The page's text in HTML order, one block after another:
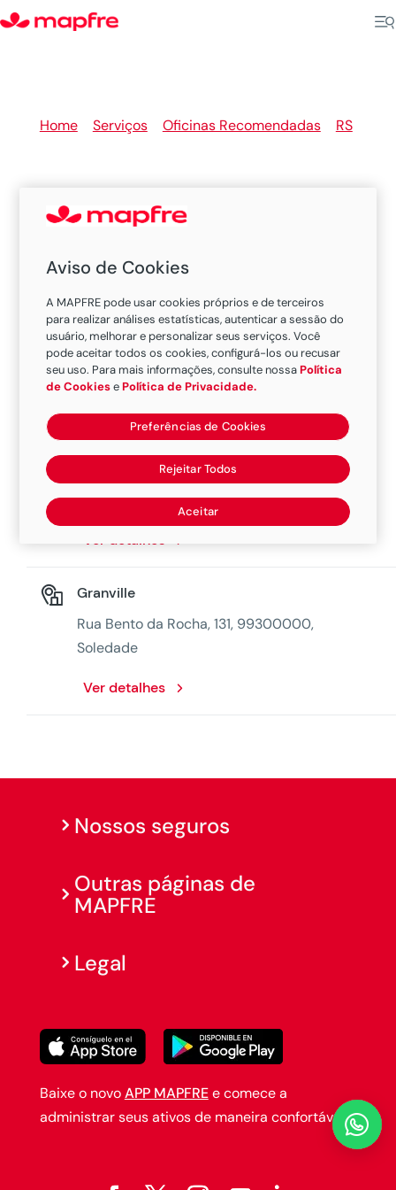
Home> Serviços> Oficinas Recomendadas> RS
Oficinas Recomendadas
MAPFRE em Soledade
Existem 2 oficinas nesta cidade.
Chapeacao Casagrande
Rua Bento Goncalves, 1870, 99300000,
Soledade
Ver detalhes
Granville
Rua Bento da Rocha, 131, 99300000,
Soledade
Ver detalhes
Nossos seguros
Outras páginas de
MAPFRE
Legal
Baixe o novoAPP MAPFREe comece a
administrar seus ativos de maneira confortável.
Aviso de Cookies
A MAPFRE pode usar cookies próprios e de terceiros
para realizar análises estatísticas, autenticar a sessão do
usuário, melhorar e personalizar seus serviços. Você
pode aceitar todos os cookies, configurá-los ou recusar
seu uso. Para mais informações, consulte nossaPolítica
de CookiesePolítica de Privacidade.
Preferências de Cookies
Rejeitar Todos
Aceitar